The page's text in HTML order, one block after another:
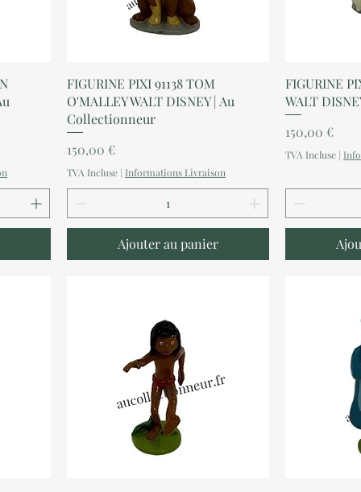
Aperçu rapide
FIGURINE PIXI 91138 TOM
O'MALLEY WALT DISNEY | Au
Collectionneur
Prix
150,00 €
TVA Incluse | Informations Livraison
Ajouter au panier
FIGURINE
WALT
Prix
150,00 €
TVA Incluse |